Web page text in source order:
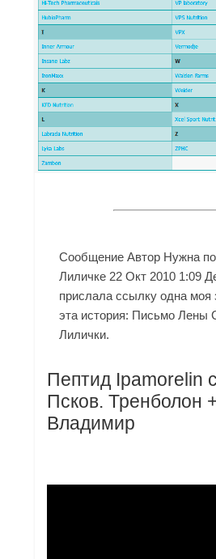
Сообщение Автор Нужна
Лиличке 22 Окт 2010 1:09
прислала ссылку одна моя
эта история: Письмо Лены
Лилички.
Пептид Ipamorelin
Псков. Тренболон
Владимир